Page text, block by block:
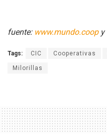
fuente: www.mundo.coopy
Tags: CIC Cooperativas
Milorillas